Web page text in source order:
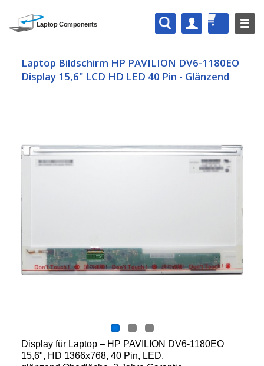
Laptop Bildschirm HP PAVILION DV6-1180EO
Display 15,6" LCD HD LED 40 Pin - Glänzend
Display für Laptop – HP PAVILION DV6-1180EO
15,6", HD 1366x768, 40 Pin, LED,